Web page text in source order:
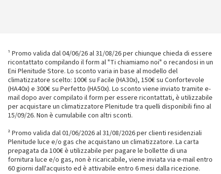
¹ Promo valida dal 04/06/26 al 31/08/26 per chiunque chieda di essere
ricontattato compilando il form al "Ti chiamiamo noi" o recandosi in un
Eni Plenitude Store. Lo sconto varia in base al modello del
climatizzatore scelto: 100€ su Facile (HA30x), 150€ su Confortevole
(HA40x) e 300€ su Perfetto (HA50x). Lo sconto viene inviato tramite e-
mail dopo aver compilato il form per essere ricontattati, è utilizzabile
per acquistare un climatizzatore Plenitude tra quelli disponibili fino al
15/09/26. Non è cumulabile con altri sconti.
² Promo valida dal 01/06/2026 al 31/08/2026 per clienti residenziali
Plenitude luce e/o gas che acquistano un climatizzatore. La carta
prepagata da 100€ è utilizzabile per pagare le bollette di una
fornitura luce e/o gas, non è ricaricabile, viene inviata via e-mail entro
60 giorni dall'acquisto ed è attivabile entro 6 mesi dalla ricezione.